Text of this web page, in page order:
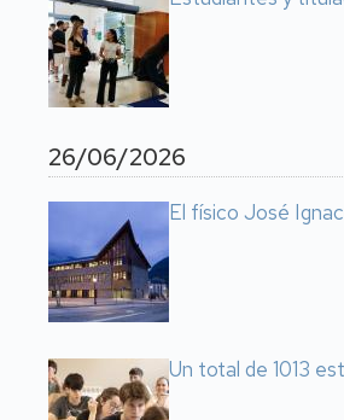
26/06/2026
El físico José
Un total de 1013